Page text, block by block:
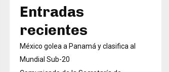
Entradas
recientes
México golea a Panamá y clasifica al
Mundial Sub-20